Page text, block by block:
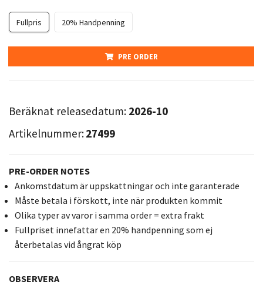
Fullpris 20% Handpenning
PRE ORDER
Beräknat releasedatum: 2026-10
Artikelnummer:27499
PRE-ORDER NOTES
Ankomstdatum är uppskattningar och inte garanterade
Måste betala i förskott, inte när produkten kommit
Olika typer av varor i samma order = extra frakt
Fullpriset innefattar en 20% handpenning som ej
återbetalas vid ångrat köp
OBSERVERA